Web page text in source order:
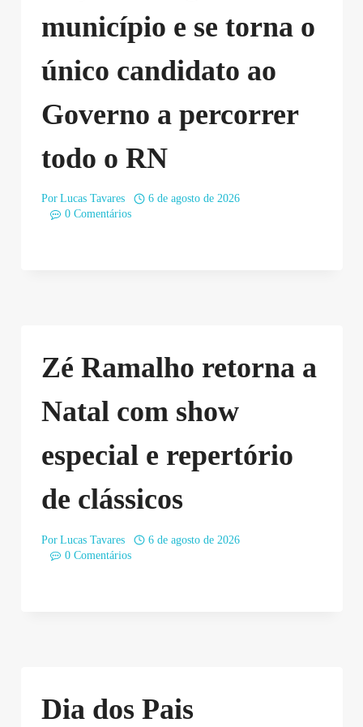
município e se torna o
único candidato ao
Governo a percorrer
todo o RN
Por Lucas Tavares
6 de agosto de 2026
0 Comentários
Zé Ramalho retorna a
Natal com show
especial e repertório
de clássicos
Por Lucas Tavares
6 de agosto de 2026
0 Comentários
Dia dos Pais